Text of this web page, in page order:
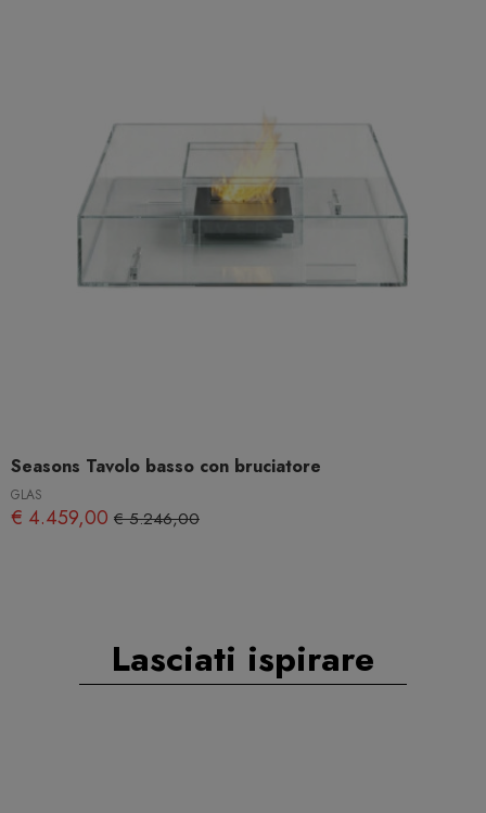
Seasons Tavolo basso con bruciatore
GLAS
€ 4.459,00 € 5.246,00
Lasciati ispirare